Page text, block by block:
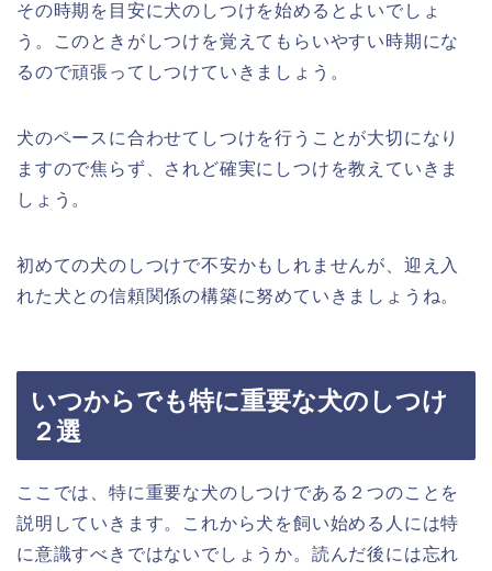
その時期を目安に犬のしつけを始めるとよいでしょ
う。このときがしつけを覚えてもらいやすい時期にな
るので頑張ってしつけていきましょう。
犬のペースに合わせてしつけを行うことが大切になり
ますので焦らず、されど確実にしつけを教えていきま
しょう。
初めての犬のしつけで不安かもしれませんが、迎え入
れた犬との信頼関係の構築に努めていきましょうね。
いつからでも特に重要な犬のしつけ
２選
ここでは、特に重要な犬のしつけである２つのことを
説明していきます。これから犬を飼い始める人には特
に意識すべきではないでしょうか。読んだ後には忘れ